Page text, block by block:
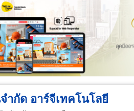
ายปลีก ผู้ผลิต ตัวแทนจัดจำหน่าย
ำกัด อาร์จีเทคโนโลยี